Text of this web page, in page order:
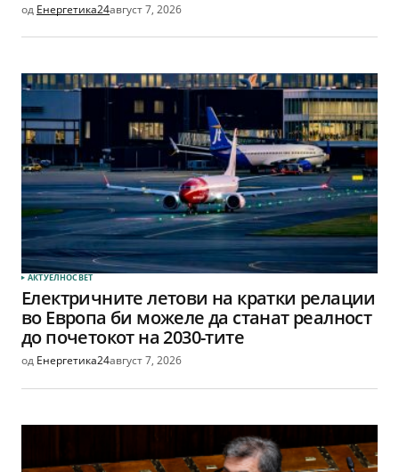
од Енергетика24август 7, 2026
АКТУЕЛНОСВЕТ
Електричните летови на кратки релации
во Европа би можеле да станат реалност
до почетокот на 2030-тите
од Енергетика24август 7, 2026